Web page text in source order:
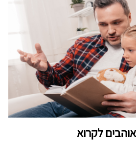
לקרוא